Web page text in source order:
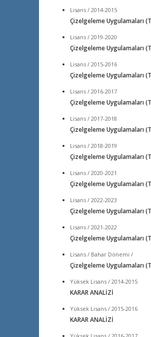
Lisans / 2014-2015
Çizelgeleme Uygulamaları
Lisans / 2019-2020
Çizelgeleme Uygulamaları
Lisans / 2015-2016
Çizelgeleme Uygulamaları
Lisans / 2016-2017
Çizelgeleme Uygulamaları
Lisans / 2017-2018
Çizelgeleme Uygulamaları
Lisans / 2018-2019
Çizelgeleme Uygulamaları
Lisans / 2020-2021
Çizelgeleme Uygulamaları
Lisans / 2022-2023
Çizelgeleme Uygulamaları
Lisans / 2021-2022
Çizelgeleme Uygulamaları
Lisans / Bahar Dönemi /
Çizelgeleme Uygulamaları
Yüksek Lisans / 2014-2015
KARAR ANALİZİ
Yüksek Lisans / 2015-2016
KARAR ANALİZİ